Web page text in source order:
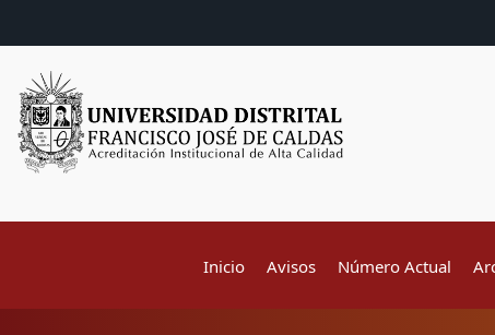
Inicio Avisos Número Actual